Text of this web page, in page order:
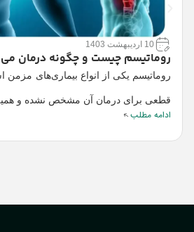
10 اردیبهشت 1403
روماتیسم چیست و چگونه درمان
روماتیسم یکی از انواع بیماری‌های مزمن است
قطعی برای درمان آن مشخص نشده و همین
ادامه مطلب